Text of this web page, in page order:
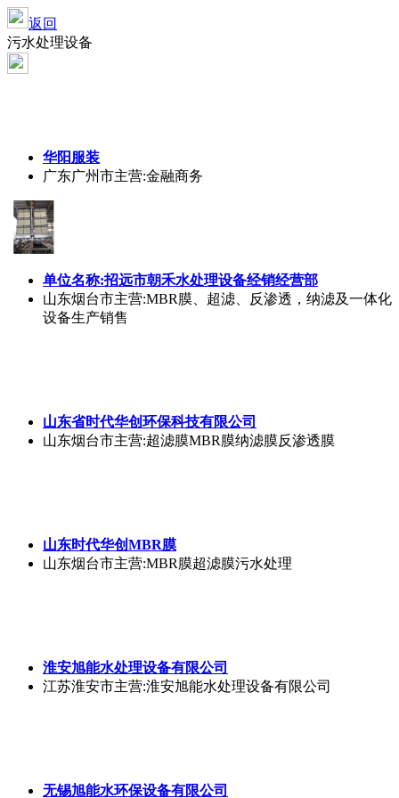
返回
污水处理设备
华阳服装
广东广州市主营:金融商务
单位名称:招远市朝禾水处理设备经销经营部
山东烟台市主营:MBR膜、超滤、反渗透，纳滤及一体化
设备生产销售
山东省时代华创环保科技有限公司
山东烟台市主营:超滤膜MBR膜纳滤膜反渗透膜
山东时代华创MBR膜
山东烟台市主营:MBR膜超滤膜污水处理
淮安旭能水处理设备有限公司
江苏淮安市主营:淮安旭能水处理设备有限公司
无锡旭能水环保设备有限公司